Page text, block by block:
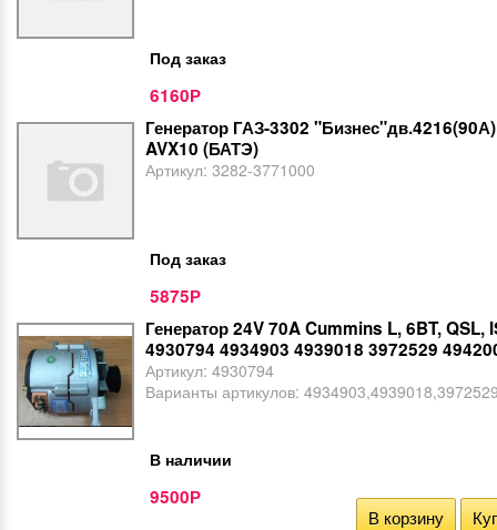
Под заказ
6160Р
Генератор ГАЗ-3302
AVX10 (БАТЭ)
Артикул: 3282-3771000
Под заказ
5875Р
Генератор 24V 70A Cummins L, 6BT, QSL,
4930794 4934903 4939018 3972529
Артикул: 4930794
Варианты артикулов:
В наличии
9500Р
В корзину